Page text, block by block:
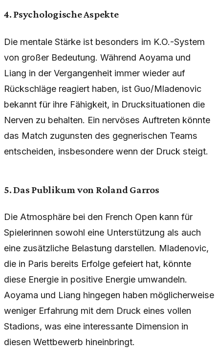
4. Psychologische Aspekte
Die mentale Stärke ist besonders im K.O.-System
von großer Bedeutung. Während Aoyama und
Liang in der Vergangenheit immer wieder auf
Rückschläge reagiert haben, ist Guo/Mladenovic
bekannt für ihre Fähigkeit, in Drucksituationen die
Nerven zu behalten. Ein nervöses Auftreten könnte
das Match zugunsten des gegnerischen Teams
entscheiden, insbesondere wenn der Druck steigt.
5. Das Publikum von Roland Garros
Die Atmosphäre bei den French Open kann für
Spielerinnen sowohl eine Unterstützung als auch
eine zusätzliche Belastung darstellen. Mladenovic,
die in Paris bereits Erfolge gefeiert hat, könnte
diese Energie in positive Energie umwandeln.
Aoyama und Liang hingegen haben möglicherweise
weniger Erfahrung mit dem Druck eines vollen
Stadions, was eine interessante Dimension in
diesen Wettbewerb hineinbringt.